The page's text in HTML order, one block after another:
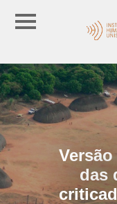
Versão
das